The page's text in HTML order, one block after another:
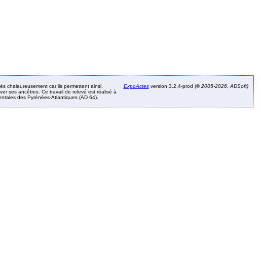
chaleureusement car ils permettent ainsi,
ses ancêtres. Ce travail de relevé est réalisé à
des Pyrénées-Atlantiques (AD 64).
ExpoActesversion 3.2.4-prod (©2005-2026, ADSoft)